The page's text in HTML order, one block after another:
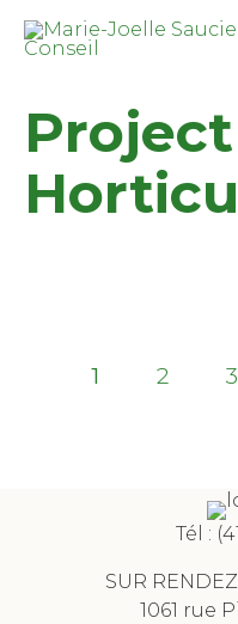
1 2 3
Tél :
SUR
1061 rue